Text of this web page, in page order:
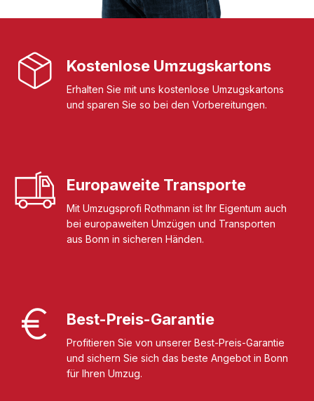
Kostenlose Umzugskartons
Erhalten Sie mit uns kostenlose Umzugskartons
und sparen Sie so bei den Vorbereitungen.
Europaweite Transporte
Mit Umzugsprofi Rothmann ist Ihr Eigentum auch
bei europaweiten Umzügen und Transporten
aus Bonn in sicheren Händen.
Best-Preis-Garantie
Profitieren Sie von unserer Best-Preis-Garantie
und sichern Sie sich das beste Angebot in Bonn
für Ihren Umzug.